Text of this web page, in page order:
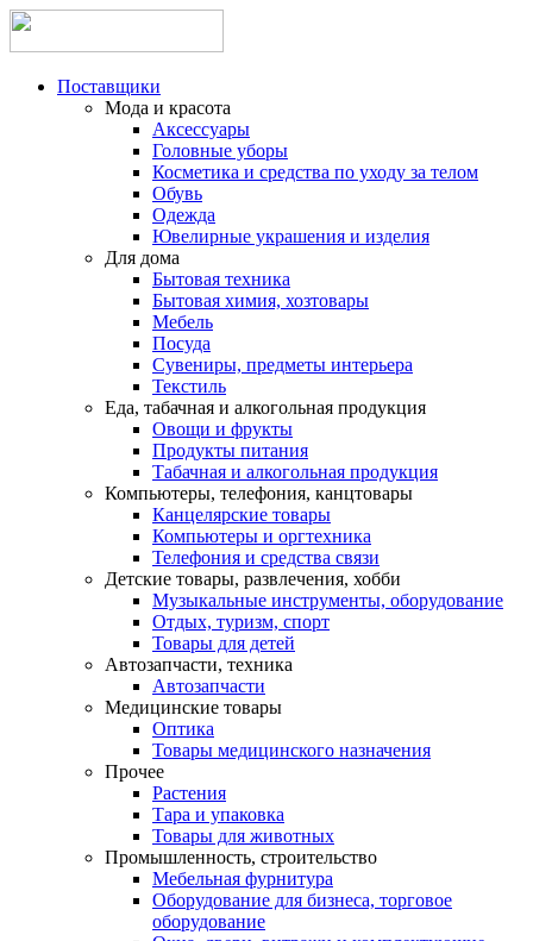
Поставщики
Мода и красота
Аксессуары
Головные уборы
Косметика и средства по уходу за телом
Обувь
Одежда
Ювелирные украшения и изделия
Для дома
Бытовая техника
Бытовая химия, хозтовары
Мебель
Посуда
Сувениры, предметы интерьера
Текстиль
Еда, табачная и алкогольная продукция
Овощи и фрукты
Продукты питания
Табачная и алкогольная продукция
Компьютеры, телефония, канцтовары
Канцелярские товары
Компьютеры и оргтехника
Телефония и средства связи
Детские товары, развлечения, хобби
Музыкальные инструменты, оборудование
Отдых, туризм, спорт
Товары для детей
Автозапчасти, техника
Автозапчасти
Медицинские товары
Оптика
Товары медицинского назначения
Прочее
Растения
Тара и упаковка
Товары для животных
Промышленность, строительство
Мебельная фурнитура
Оборудование для бизнеса, торговое
оборудование